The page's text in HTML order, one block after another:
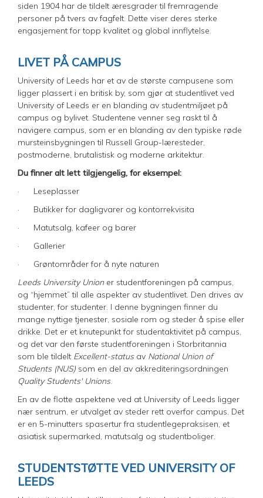
siden 1904 har de tildelt æresgrader til fremragende
personer på tvers av fagfelt. Dette viser deres sterke
engasjement for topp kvalitet og global innflytelse.
LIVET PÅ CAMPUS
University of Leeds har et av de største campusene som
ligger plassert i en britisk by, som gjør at studentlivet ved
University of Leeds er en blanding av studentmiljøet på
campus og bylivet. Studentene venner seg raskt til å
navigere campus, som er en blanding av den typiske røde
mursteinsbygningen til Russell Group-læresteder,
postmoderne, brutalistisk og moderne arkitektur.
Du finner alt lett tilgjengelig, for eksempel:
· Leseplasser
· Butikker for dagligvarer og kontorrekvisita
· Matutsalg, kafeer og barer
· Gallerier
· Grøntområder for å nyte naturen
Leeds University Unioner studentforeningen på campus,
og “hjemmet” til alle aspekter av studentlivet. Den drives av
studenter, for studenter. I denne bygningen finner du
mange nyttige tjenester, sosiale rom og steder å spise eller
drikke. Det er et knutepunkt for studentaktivitet på campus,
og det var den første studentforeningen i Storbritannia
som ble tildelt Excellent-status av National Union of
Students (NUS) som en del av akkrediteringsordningen
Quality Students' Unions.
En av de flotte aspektene ved at University of Leeds ligger
nær sentrum, er utvalget av steder rett overfor campus. Det
er en 5-minutters spasertur fra studentlegepraksisen, et
asiatisk supermarked, matutsalg og studentboliger.
STUDENTSTØTTE VED UNIVERSITY OF
LEEDS